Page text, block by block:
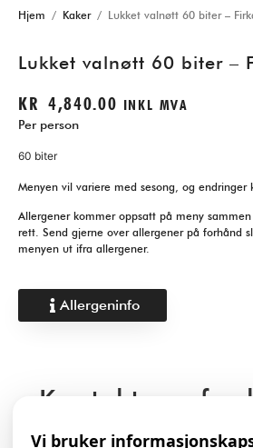
Hjem / Kaker/ Lukket valnøtt 60 biter –
Lukket valnøtt 60 biter –
KR 4,840.00 INKL MVA
Per person
60 biter
Menyen vil variere med sesong, og endringer
Allergener kommer oppsatt på meny
rett. Send gjerne over allergener på forhånd
menyen ut ifra allergener.
Allergeninfo
Kontakt oss for
Vi bruker